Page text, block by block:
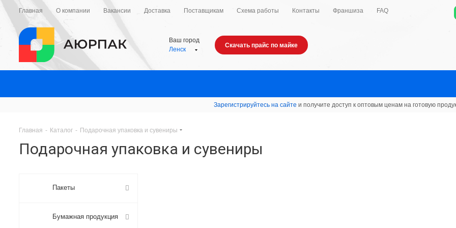
Главная О компании Вакансии Доставка Поставщикам Схема работы Контакты Франшиза FAQ
Ваш город
Ленск
Скачать прайс по майке
Зарегистрируйтесь на сайте и получите доступ к оптовым ценам на готовую
Главная - Каталог - Подарочная упаковка и сувениры
Подарочная упаковка и сувениры
Пакеты
Бумажная продукция